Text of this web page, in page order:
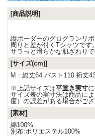
[商品説明]
縦ボーダーのグログランリ
周りと差が付くTシャツです。
サラっと滑らかな肌ざわり
[サイズ(cm)]
M：総丈64 バスト110 裄丈
※上記サイズは平置き実寸
サイズ表の実寸法は商品に
度）の誤差がある場合がござ
[素材]
綿100%
別布:ポリエステル100%